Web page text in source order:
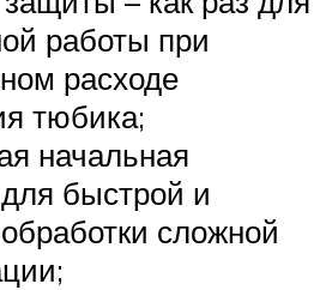
работы при
расходе
тюбика;
начальная
быстрой и
сложной